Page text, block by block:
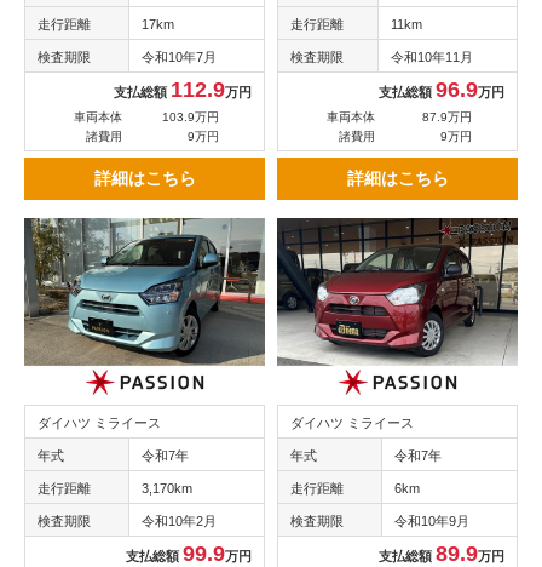
走行距離 17km
検査期限 令和10年7月
支払総額 112.9万円
車両本体
103.9万円
諸費用
9万円
詳細はこちら
走行距離 11km
検査期限 令和10年11月
支払総額 96.9万円
車両本体
87.9万円
諸費用
9万円
詳細はこちら
ダイハツ ミライース
年式 令和7年
走行距離 3,170km
検査期限 令和10年2月
支払総額 99.9万円
ダイハツ ミライース
年式 令和7年
走行距離 6km
検査期限 令和10年9月
支払総額 89.9万円